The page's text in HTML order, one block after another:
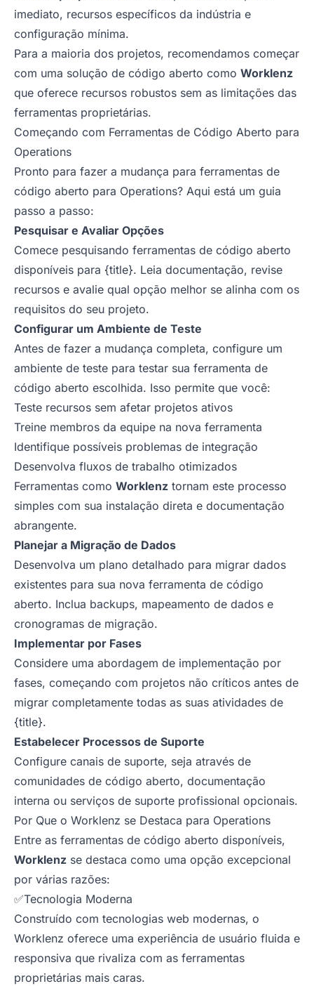
imediato, recursos específicos da indústria e
configuração mínima.
Para a maioria dos projetos, recomendamos começar
com uma solução de código aberto como Worklenz
que oferece recursos robustos sem as limitações das
ferramentas proprietárias.
Começando com Ferramentas de Código Aberto para
Operations
Pronto para fazer a mudança para ferramentas de
código aberto para Operations? Aqui está um guia
passo a passo:
Pesquisar e Avaliar Opções
Comece pesquisando ferramentas de código aberto
disponíveis para {title}. Leia documentação, revise
recursos e avalie qual opção melhor se alinha com os
requisitos do seu projeto.
Configurar um Ambiente de Teste
Antes de fazer a mudança completa, configure um
ambiente de teste para testar sua ferramenta de
código aberto escolhida. Isso permite que você:
Teste recursos sem afetar projetos ativos
Treine membros da equipe na nova ferramenta
Identifique possíveis problemas de integração
Desenvolva fluxos de trabalho otimizados
Ferramentas como Worklenz tornam este processo
simples com sua instalação direta e documentação
abrangente.
Planejar a Migração de Dados
Desenvolva um plano detalhado para migrar dados
existentes para sua nova ferramenta de código
aberto. Inclua backups, mapeamento de dados e
cronogramas de migração.
Implementar por Fases
Considere uma abordagem de implementação por
fases, começando com projetos não críticos antes de
migrar completamente todas as suas atividades de
{title}.
Estabelecer Processos de Suporte
Configure canais de suporte, seja através de
comunidades de código aberto, documentação
interna ou serviços de suporte profissional opcionais.
Por Que o Worklenz se Destaca para Operations
Entre as ferramentas de código aberto disponíveis,
Worklenz se destaca como uma opção excepcional
por várias razões:
✅Tecnologia Moderna
Construído com tecnologias web modernas, o
Worklenz oferece uma experiência de usuário fluida e
responsiva que rivaliza com as ferramentas
proprietárias mais caras.